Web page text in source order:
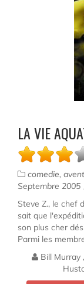
LA VIE
comedie,
Septembre 2005
Steve Z., le chef
sait que
son plus cher
Parmi les
Bill Murray